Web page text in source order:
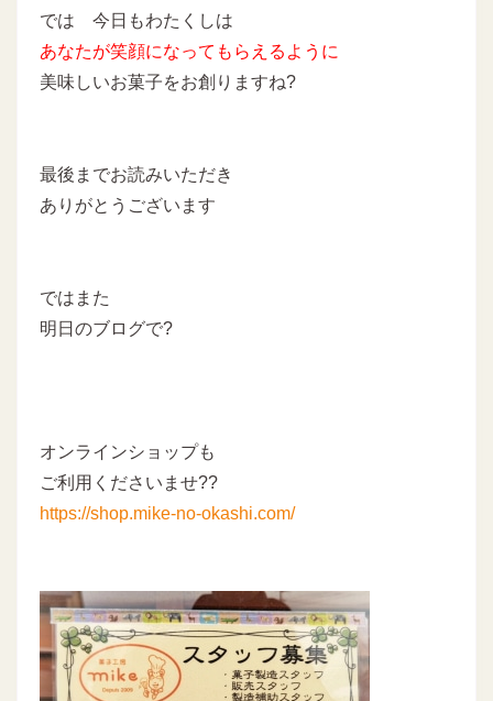
では 今日もわたくしは
あなたが笑顔になってもらえるように
美味しいお菓子をお創りますね?
最後までお読みいただき
ありがとうございます
ではまた
明日のブログで?
オンラインショップも
ご利用くださいませ??
https://shop.mike-no-okashi.com/